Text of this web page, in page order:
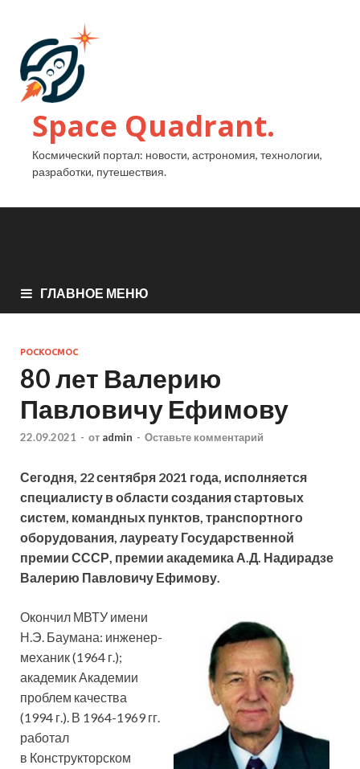
Space Quadrant.
Космический портал: новости, астрономия, технологии,
разработки, путешествия.
ГЛАВНОЕ МЕНЮ
РОСКОСМОС
80 лет Валерию
Павловичу Ефимову
22.09.2021 - от admin - Оставьте комментарий
Сегодня, 22 сентября 2021 года, исполняется
специалисту в области создания стартовых
систем, командных пунктов, транспортного
оборудования, лауреату Государственной
премии СССР, премии академика А.Д. Надирадзе
Валерию Павловичу Ефимову.
Окончил МВТУ имени
Н.Э. Баумана: инженер-
механик (1964 г.);
академик Академии
проблем качества
(1994 г.). В 1964-1969 гг.
работал
в Конструкторском